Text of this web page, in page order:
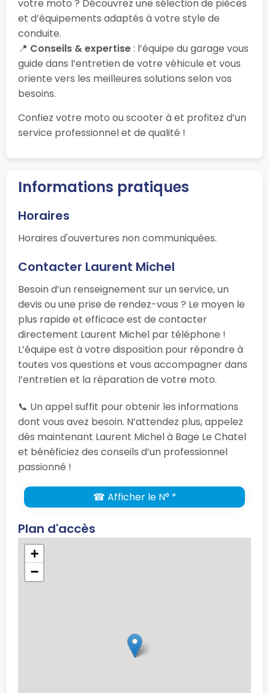
votre moto ? Découvrez une sélection de pièces
et d’équipements adaptés à votre style de
conduite.
📍 Conseils & expertise: l’équipe du garage vous
guide dans l’entretien de votre véhicule et vous
oriente vers les meilleures solutions selon vos
besoins.
Confiez votre moto ou scooter àet profitez d’un
service professionnel et de qualité !
Informations pratiques
Horaires
Horaires d'ouvertures non communiquées.
Contacter Laurent Michel
Besoin d’un renseignement sur un service, un
devis ou une prise de rendez-vous ? Le moyen le
plus rapide et efficace est de contacter
directement Laurent Michel par téléphone !
L’équipe est à votre disposition pour répondre à
toutes vos questions et vous accompagner dans
l’entretien et la réparation de votre moto.
📞 Un appel suffit pour obtenir les informations
dont vous avez besoin. N’attendez plus, appelez
dès maintenant Laurent Michel à Bage Le Chatel
et bénéficiez des conseils d’un professionnel
passionné !
☎ Afficher le N° *
Plan d'accès
+
−